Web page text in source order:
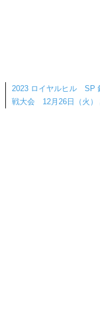
2023 ロイヤルヒル SP
戦大会 12月26日（火）